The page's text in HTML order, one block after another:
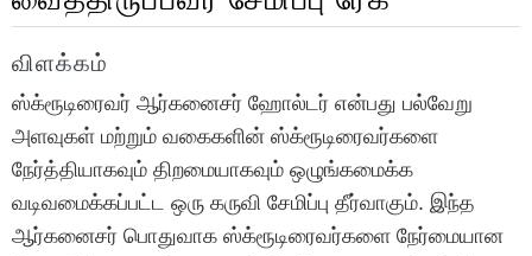
விளக்கம்
ஸ்க்ரூடிரைவர் ஆர்கனைசர் ஹோல்டர் என்பது பல்வேறு
அளவுகள் மற்றும் வகைகளின் ஸ்க்ரூடிரைவர்களை
நேர்த்தியாகவும் திறமையாகவும் ஒழுங்கமைக்க
வடிவமைக்கப்பட்ட ஒரு கருவி சேமிப்பு தீர்வாகும். இந்த
ஆர்கனைசர் பொதுவாக ஸ்க்ரூடிரைவர்களை நேர்மையான